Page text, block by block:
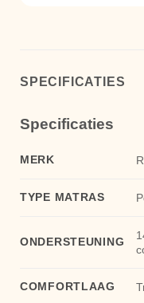
SPECIFICATIES
Specificaties
MERK
TYPE MATRAS
ONDERSTEUNING
COMFORTLAAG